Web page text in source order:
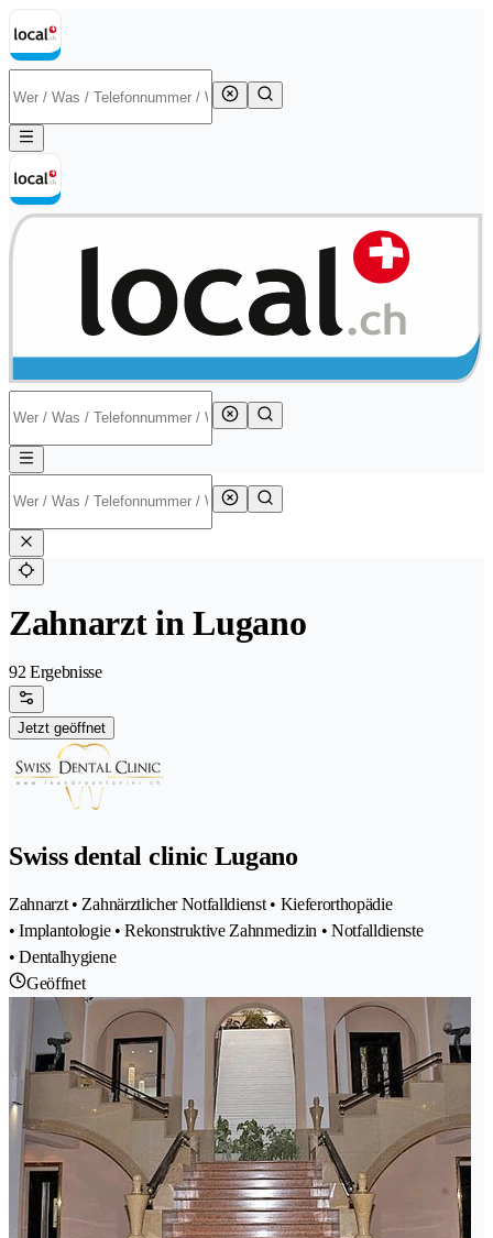
Zahnarzt in Lugano
92 Ergebnisse
Jetzt geöffnet
Swiss dental clinic Lugano
Zahnarzt • Zahnärztlicher Notfalldienst • Kieferorthopädie
• Implantologie • Rekonstruktive Zahnmedizin • Notfalldienste
• Dentalhygiene
Geöffnet